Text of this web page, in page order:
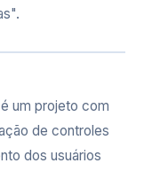
um projeto com
de controles
dos usuários